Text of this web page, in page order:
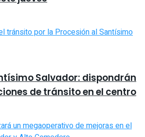
Salvador: dispondrán
de tránsito en el centro